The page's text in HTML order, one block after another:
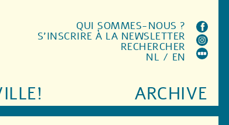
ARCHIVE
QUI SOMMES-NOUS ?
S'INSCRIRE À LA NEWSLETTER
RECHERCHER
NL / EN